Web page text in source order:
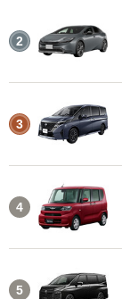
2
3
4
5